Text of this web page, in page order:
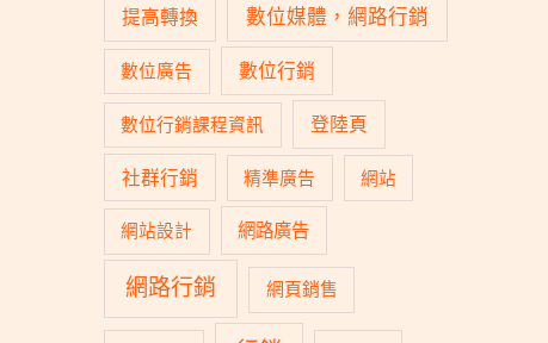
提高轉換 數位媒體，網路行銷
數位廣告 數位行銷
數位行銷課程資訊 登陸頁
社群行銷 精準廣告 網站
網站設計 網路廣告
網路行銷 網頁銷售